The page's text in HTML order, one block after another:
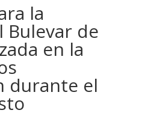
la
Bulevar de
en la
durante el